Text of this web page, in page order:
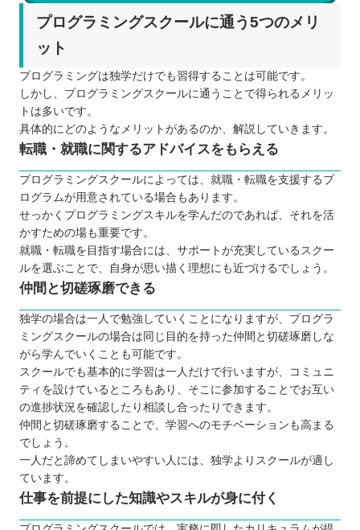
プログラミングスクールに通う5つのメリ
ット
プログラミングは独学だけでも習得することは可能です。
しかし、プログラミングスクールに通うことで得られるメリッ
トは多いです。
具体的にどのようなメリットがあるのか、解説していきます。
転職・就職に関するアドバイスをもらえる
プログラミングスクールによっては、就職・転職を支援するプ
ログラムが用意されている場合もあります。
せっかくプログラミングスキルを学んだのであれば、それを活
かすための場も重要です。
就職・転職を目指す場合には、サポートが充実しているスクー
ルを選ぶことで、自身が思い描く理想にも近づけるでしょう。
仲間と切磋琢磨できる
独学の場合は一人で勉強していくことになりますが、プログラ
ミングスクールの場合は同じ目的を持った仲間と切磋琢磨しな
がら学んでいくことも可能です。
スクールでも基本的に学習は一人だけで行いますが、コミュニ
ティを設けているところもあり、そこに参加することでお互い
の進捗状況を確認したり相談し合ったりできます。
仲間と切磋琢磨することで、学習へのモチベーションも高まる
でしょう。
一人だと諦めてしまいやすい人には、独学よりスクールが適し
ています。
仕事を前提にした知識やスキルが身に付く